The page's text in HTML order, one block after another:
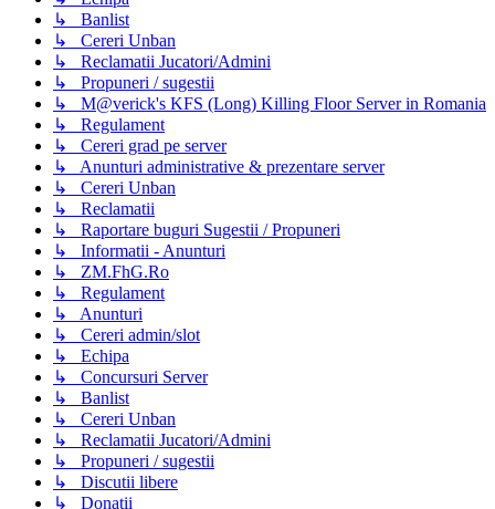
↳ Banlist
↳ Cereri Unban
↳ Reclamatii Jucatori/Admini
↳ Propuneri / sugestii
↳ M@verick's KFS (Long) Killing Floor Server in Romania
↳ Regulament
↳ Cereri grad pe server
↳ Anunturi administrative & prezentare server
↳ Cereri Unban
↳ Reclamatii
↳ Raportare buguri Sugestii / Propuneri
↳ Informatii - Anunturi
↳ ZM.FhG.Ro
↳ Regulament
↳ Anunturi
↳ Cereri admin/slot
↳ Echipa
↳ Concursuri Server
↳ Banlist
↳ Cereri Unban
↳ Reclamatii Jucatori/Admini
↳ Propuneri / sugestii
↳ Discutii libere
↳ Donatii